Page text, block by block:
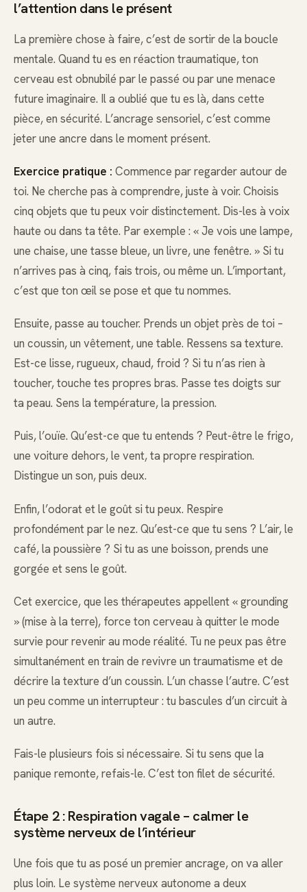
l’attention dans le présent
La première chose à faire, c’est de sortir de la boucle
mentale. Quand tu es en réaction traumatique, ton
cerveau est obnubilé par le passé ou par une menace
future imaginaire. Il a oublié que tu es là, dans cette
pièce, en sécurité. L’ancrage sensoriel, c’est comme
jeter une ancre dans le moment présent.
Exercice pratique : Commence par regarder autour de
toi. Ne cherche pas à comprendre, juste à voir. Choisis
cinq objets que tu peux voir distinctement. Dis-les à voix
haute ou dans ta tête. Par exemple : « Je vois une lampe,
une chaise, une tasse bleue, un livre, une fenêtre. » Si tu
n’arrives pas à cinq, fais trois, ou même un. L’important,
c’est que ton œil se pose et que tu nommes.
Ensuite, passe au toucher. Prends un objet près de toi –
un coussin, un vêtement, une table. Ressens sa texture.
Est-ce lisse, rugueux, chaud, froid ? Si tu n’as rien à
toucher, touche tes propres bras. Passe tes doigts sur
ta peau. Sens la température, la pression.
Puis, l’ouïe. Qu’est-ce que tu entends ? Peut-être le frigo,
une voiture dehors, le vent, ta propre respiration.
Distingue un son, puis deux.
Enfin, l’odorat et le goût si tu peux. Respire
profondément par le nez. Qu’est-ce que tu sens ? L’air, le
café, la poussière ? Si tu as une boisson, prends une
gorgée et sens le goût.
Cet exercice, que les thérapeutes appellent « grounding
» (mise à la terre), force ton cerveau à quitter le mode
survie pour revenir au mode réalité. Tu ne peux pas être
simultanément en train de revivre un traumatisme et de
décrire la texture d’un coussin. L’un chasse l’autre. C’est
un peu comme un interrupteur : tu bascules d’un circuit à
un autre.
Fais-le plusieurs fois si nécessaire. Si tu sens que la
panique remonte, refais-le. C’est ton filet de sécurité.
Étape 2 : Respiration vagale – calmer le
système nerveux de l’intérieur
Une fois que tu as posé un premier ancrage, on va aller
plus loin. Le système nerveux autonome a deux